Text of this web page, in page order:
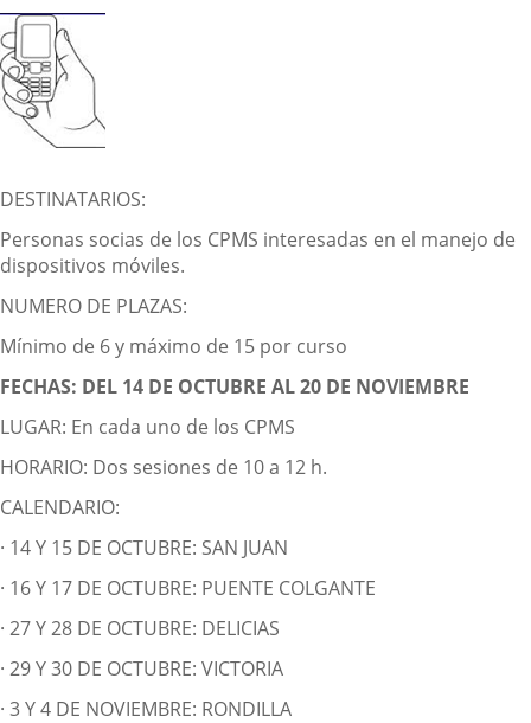
Descripción
DESTINATARIOS:
Personas socias de los CPMS interesadas en el manejo de
dispositivos móviles.
NUMERO DE PLAZAS:
Mínimo de 6 y máximo de 15 por curso
FECHAS: DEL 14 DE OCTUBRE AL 20 DE NOVIEMBRE
LUGAR: En cada uno de los CPMS
HORARIO: Dos sesiones de 10 a 12 h.
CALENDARIO:
· 14 Y 15 DE OCTUBRE: SAN JUAN
· 16 Y 17 DE OCTUBRE: PUENTE COLGANTE
· 27 Y 28 DE OCTUBRE: DELICIAS
· 29 Y 30 DE OCTUBRE: VICTORIA
· 3 Y 4 DE NOVIEMBRE: RONDILLA